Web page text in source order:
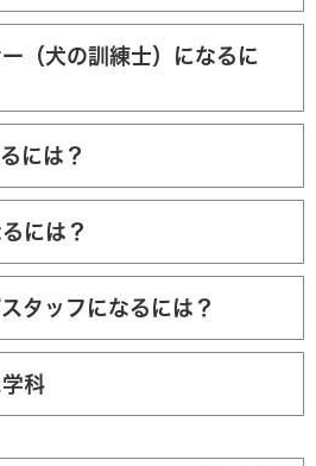
（犬の訓練士）になるに
には？
には？
タッフになるには？
科